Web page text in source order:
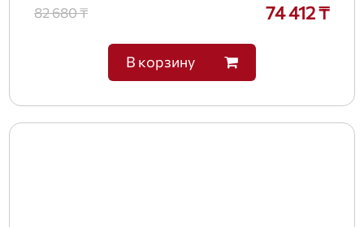
82 680 ₸ 74 412 ₸
В корзину